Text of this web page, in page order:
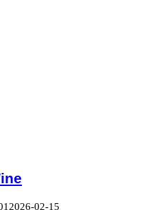
2026-02-15